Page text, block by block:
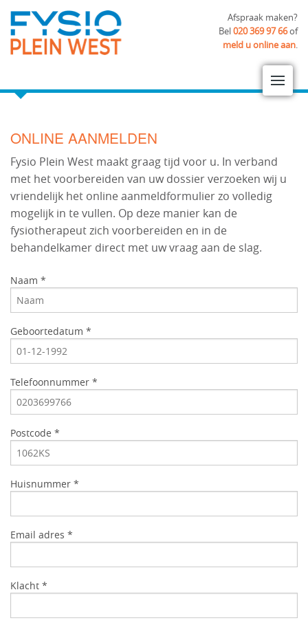
Afspraak maken?
Bel020 369 97 66of
meld u online aan.
ONLINE AANMELDEN
Fysio Plein West maakt graag tijd voor u. In verband
met het voorbereiden van uw dossier verzoeken wij u
vriendelijk het online aanmeldformulier zo volledig
mogelijk in te vullen. Op deze manier kan de
fysiotherapeut zich voorbereiden en in de
behandelkamer direct met uw vraag aan de slag.
Naam *
Geboortedatum *
Telefoonnummer *
Postcode *
Huisnummer *
Email adres *
Klacht *